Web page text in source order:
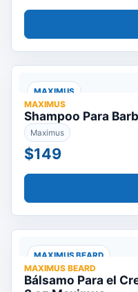
MAXIMUS
MAXIMUS
Shampoo Para
Maximus
$149
MAXIMUS BEARD
MAXIMUS BEARD
Bálsamo Para el